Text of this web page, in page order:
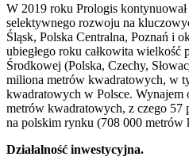
W 2019 roku Prologis
selektywnego rozwoju na
Śląsk, Polska Centralna, Poznań i
ubiegłego roku całkowita
Środkowej (Polska, Czechy,
miliona metrów kwadratowych, w
kwadratowych w Polsce. Wynajem
metrów kwadratowych, z czego 57
na polskim rynku (708 000 metrów
Działalność inwestycyjna.